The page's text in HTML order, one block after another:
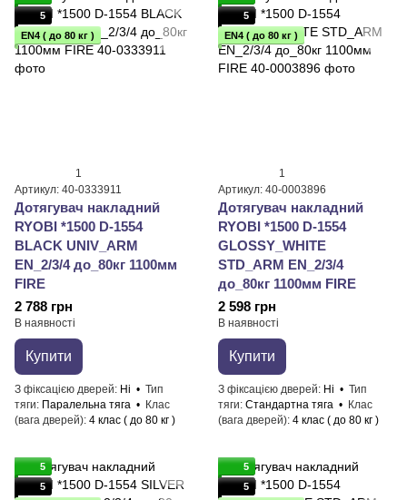
5
EN4 ( до 80 кг )
1
Артикул: 40-0333911
Дотягувач накладний
RYOBI *1500 D-1554
BLACK UNIV_ARM
EN_2/3/4 до_80кг 1100мм
FIRE
2 788 грн
В наявності
Купити
З фіксацією дверей Ні
Тип
тяги
Паралельна тяга
Клас
(вага дверей) 4 клас ( до 80 кг )
5
EN4 ( до 80 кг )
1
Артикул: 40-0003896
Дотягувач накладний
RYOBI *1500 D-1554
GLOSSY_WHITE
STD_ARM EN_2/3/4
до_80кг 1100мм FIRE
2 598 грн
В наявності
Купити
З фіксацією дверей Ні
Тип
тяги Стандартна тяга
Клас
(вага дверей) 4 клас ( до 80 кг )
5
5
5
5